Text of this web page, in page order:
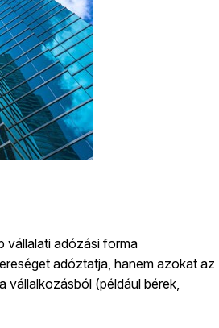
vállalati adózási forma
adóztatja, hanem azokat az
vállalkozásból (például bérek,